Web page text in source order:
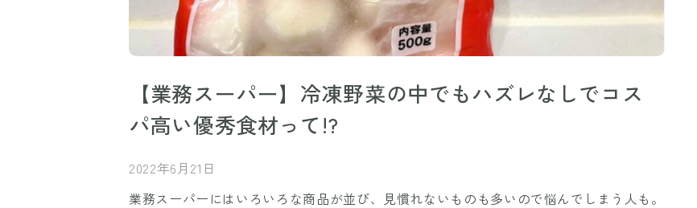
【業務スーパー】冷凍野菜の中でもハズレなしでコス
パ高い優秀食材って!?
2022年6月21日
業務スーパーにはいろいろな商品が並び、見慣れないものも多いので悩んでしまう人も。